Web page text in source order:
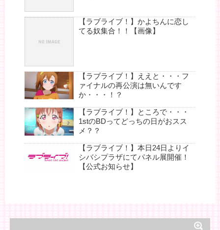
【ラブライブ！】かよちんに恋し
てる奴集合！！【画像】
【ラブライブ！】ええと・・・フ
ァイナルの再公演は無いんです
か・・・！？
【ラブライブ！】ところで・・・
1stのBDってどっちの日がおスス
メ？？
【ラブライブ！】本日24日よりイ
シバシプラザにてパネル展開催！
【公式お知らせ】